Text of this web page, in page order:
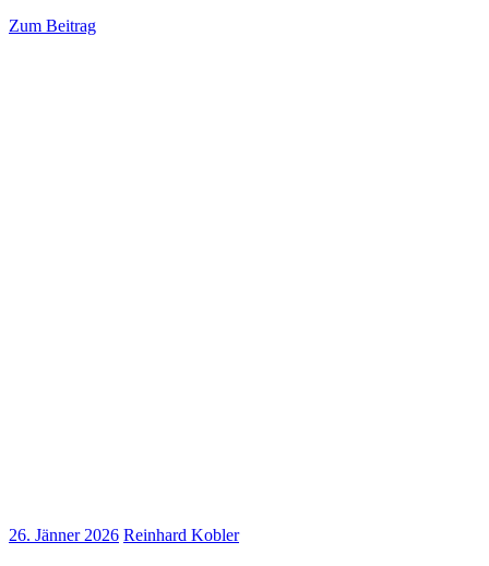
Zum Beitrag
26. Jänner 2026 Reinhard Kobler